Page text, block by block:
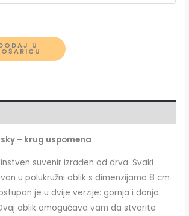
4,00 €
do
U
– krug uspomena
suvenir izrađen od drva. Svaki
u polukružni oblik s dimenzijama 8 cm
je u dvije verzije: gornja i donja
oblik omogućava vam da stvorite